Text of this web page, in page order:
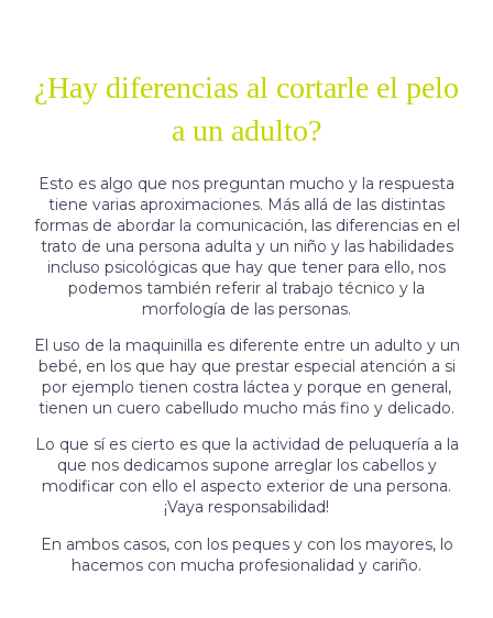
¿Hay diferencias al cortarle el pelo
a un adulto?
Esto es algo que nos preguntan mucho y la respuesta
tiene varias aproximaciones. Más allá de las distintas
formas de abordar la comunicación, las diferencias en el
trato de una persona adulta y un niño y las habilidades
incluso psicológicas que hay que tener para ello, nos
podemos también referir al trabajo técnico y la
morfología de las personas.
El uso de la maquinilla es diferente entre un adulto y un
bebé, en los que hay que prestar especial atención a si
por ejemplo tienen costra láctea y porque en general,
tienen un cuero cabelludo mucho más fino y delicado.
Lo que sí es cierto es que la actividad de peluquería a la
que nos dedicamos supone arreglar los cabellos y
modificar con ello el aspecto exterior de una persona.
¡Vaya responsabilidad!
En ambos casos, con los peques y con los mayores, lo
hacemos con mucha profesionalidad y cariño.